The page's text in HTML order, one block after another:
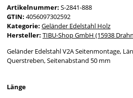
Artikelnummer: S-2841-888
GTIN: 4056097302592
Kategorie: Geländer Edelstahl Holz
Hersteller: TIBU-Shop GmbH (15938
Geländer Edelstahl V2A Seitenmontage,
Querstreben, Seitenabstand 50 mm
Länge